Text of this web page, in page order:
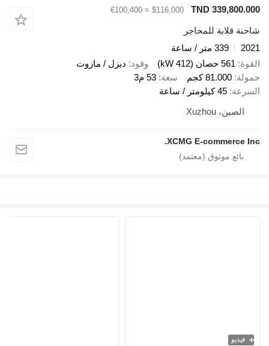
TND
$116,000
≈ €100,400
للمحاجر
339 متر / ساعة
561 حصان (412 kW)
وقود
ديزل / مازوت
81.000 كجم سعة
53 م3
45 كيلومتر / ساعة
XCMG E-